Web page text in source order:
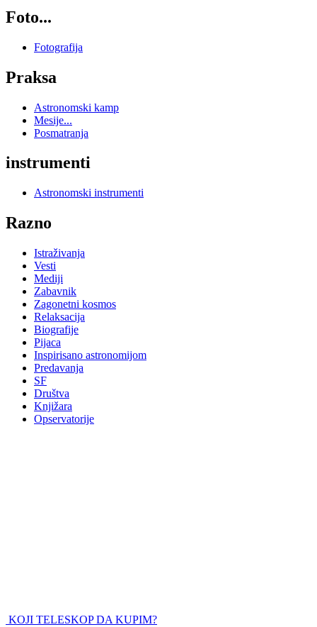
Foto...
Fotografija
Praksa
Astronomski kamp
Mesije...
Posmatranja
instrumenti
Astronomski instrumenti
Razno
Istraživanja
Vesti
Mediji
Zabavnik
Zagonetni kosmos
Relaksacija
Biografije
Pijaca
Inspirisano astronomijom
Predavanja
SF
Društva
Knjižara
Opservatorije
KOJI TELESKOP DA KUPIM?